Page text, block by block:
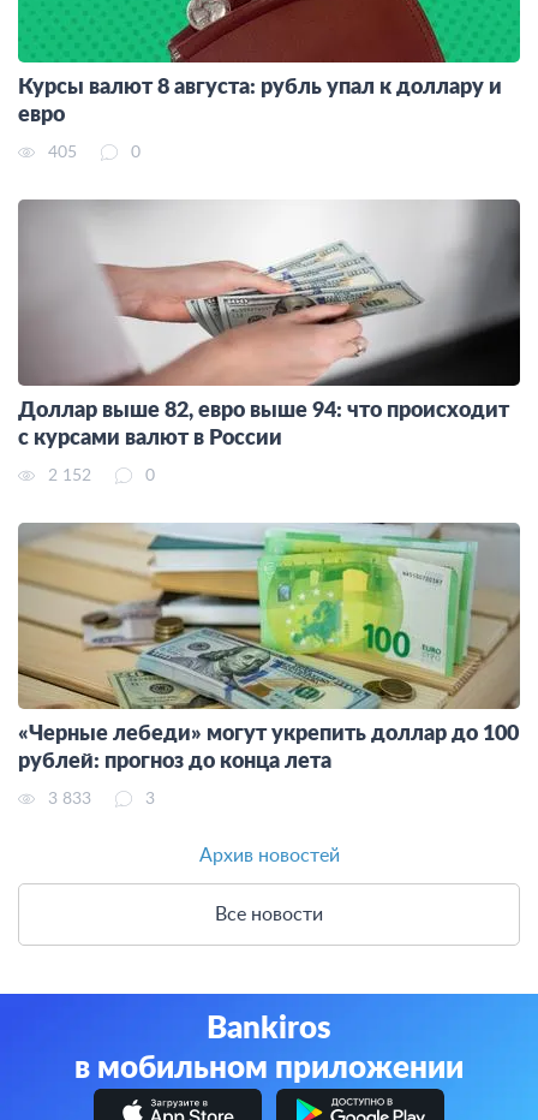
Курсы валют 8 августа: рубль упал к доллару и
евро
405 0
Доллар выше 82, евро выше 94: что происходит
с курсами валют в России
2 152 0
«Черные лебеди» могут укрепить доллар до 100
рублей: прогноз до конца лета
3 833 3
Архив новостей
Все новости
Bankiros
в мобильном приложении